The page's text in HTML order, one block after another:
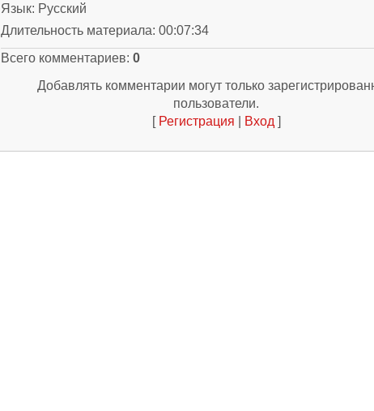
Язык: Русский
Длительность материала: 00:07:34
Всего комментариев: 0
Добавлять комментарии могут только
пользователи.
[ Регистрация Вход ]